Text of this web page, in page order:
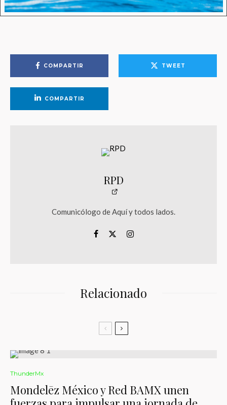
COMPARTIR TWEET
COMPARTIR
RPD
Comunicólogo de Aquí y todos lados.
Relacionado
ThunderMx
Mondelēz México y Red BAMX unen